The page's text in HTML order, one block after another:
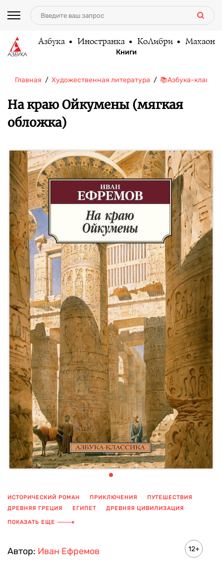
Азбука Иностранка КоЛибри Махаон
Книги
Главная Художественная литература 📚Азбука-
На краю Ойкумены (мягкая
обложка)
ИСТОРИЧЕСКИЙ РОМАН ПРИКЛЮЧЕНИЯ
ПУТЕШЕСТВИЯ
ДРЕВНЯЯ ГРЕЦИЯ
ЕГИПЕТ
ДРЕВНЯЯ ЦИВИЛИЗАЦИЯ
МАГИЧЕСКИЙ ПРЕДМЕТ
ПОКАЗАТЬ ЕЩЕ
Автор: Иван Ефремов 12+